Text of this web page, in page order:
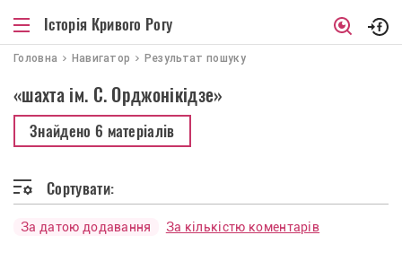
Історія Кривого Рогу
Головна Навигатор Результат пошуку
«шахта ім. С. Орджонікідзе»
Знайдено 6 матеріалів
Сортувати:
За датою додавання За кількістю коментарів